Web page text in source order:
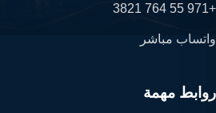
+971 55 764 3821
واتساب مباشر
روابط مهمة